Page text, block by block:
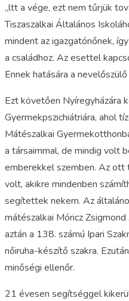
„ltt a vége, ezt nem tűrjük
Tiszaszalkai Általános
mindent az igazgatónőnek,
a családhoz. Az esettel
Ennek hatására a
Ezt követően Nyíregyházára
Gyermekpszichiátriára, ahol
Mátészalkai
a társaimmal, de mindig volt
emberekkel szemben. Az
volt, akikre mindenben
segítettek nekem. Az
mátészalkai Móricz
aztán a 138. számú Ipari
nőiruha-készítő szakra.
minőségi ellenőr.
21 évesen segítséggel